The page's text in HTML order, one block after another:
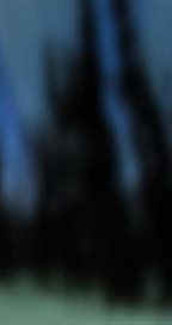
Canada